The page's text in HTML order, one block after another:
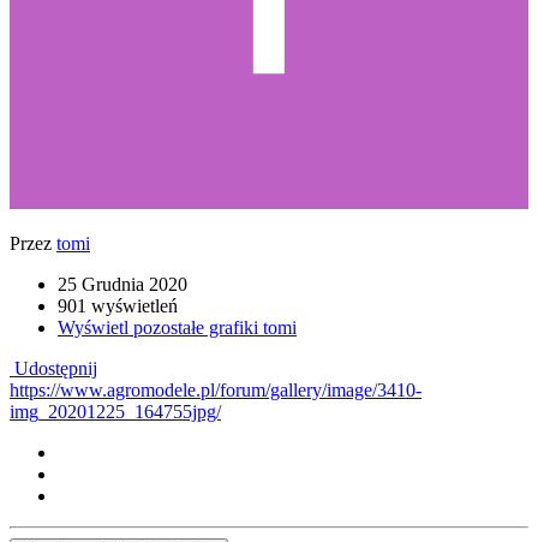
Przez tomi
25 Grudnia 2020
901 wyświetleń
Wyświetl pozostałe grafiki tomi
Udostępnij
https://www.agromodele.pl/forum/gallery/image/3410-
img_20201225_164755jpg/